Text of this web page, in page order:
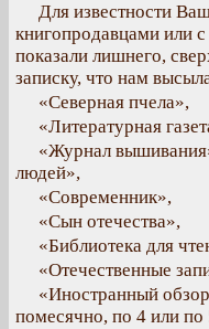
Для известности
книгопродавцами или
показали лишнего,
записку, что нам
«Северная пчела»,
«Литературная
«Журнал
людей»,
«Современник»,
«Сын отечества»,
«Библиотека для
«Отечественные
«Иностранный
помесячно, по 4 или по